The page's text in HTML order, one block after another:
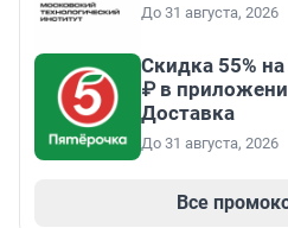
До 31 августа, 2026
Скидка 55%
₽ в
Доставка
До 31 августа, 2026
Все